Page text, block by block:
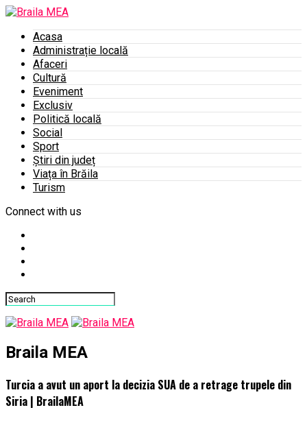
Acasa
Administrație locală
Afaceri
Cultură
Eveniment
Exclusiv
Politică locală
Social
Sport
Știri din județ
Viața în Brăila
Turism
Connect with us
Braila MEA
Turcia a avut un aport la decizia SUA de a retrage trupele din
Siria | BrailaMEA